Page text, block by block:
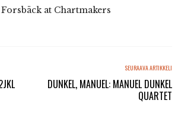
at Chartmakers
SEURAAVA ARTIKKELI
DUNKEL, MANUEL: MANUEL DUNKEL
QUARTET